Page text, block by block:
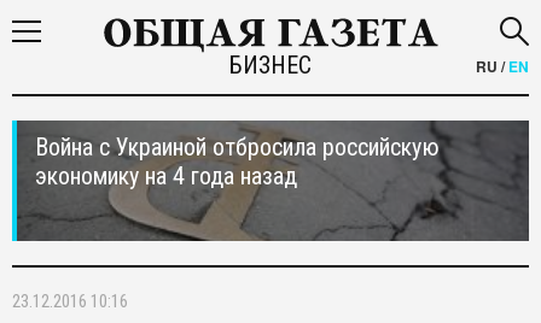
БИЗНЕС RU /EN
Война с Украиной отбросила российскую
экономику на 4 года назад
23.12.2016 10:16